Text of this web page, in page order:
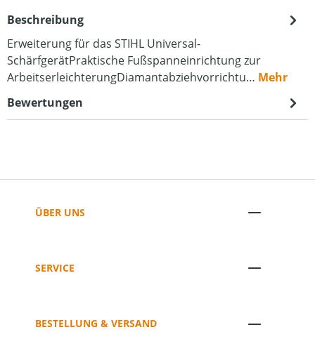
Beschreibung
Erweiterung für das STIHL Universal-
SchärfgerätPraktische Fußspanneinrichtung zur
ArbeitserleichterungDiamantabziehvorrichtu… Mehr
Bewertungen
ÜBER UNS
SERVICE
BESTELLUNG & VERSAND